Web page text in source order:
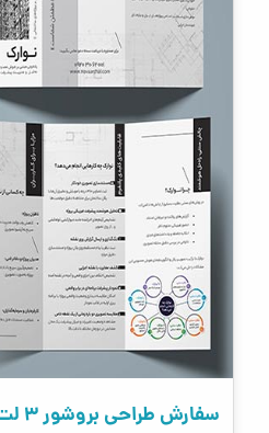
سفارش طراحی بروشور 3 لت